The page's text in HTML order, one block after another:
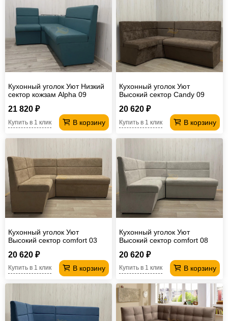
Кухонный уголок Уют Низкий
сектор кожзам Alpha 09
21 820 ₽
В корзину
Купить в 1 клик
Кухонный уголок Уют
Высокий сектор Candy 09
20 620 ₽
В корзину
Купить в 1 клик
Кухонный уголок Уют
Высокий сектор comfort 03
20 620 ₽
В корзину
Купить в 1 клик
Кухонный уголок Уют
Высокий сектор comfort 08
20 620 ₽
В корзину
Купить в 1 клик